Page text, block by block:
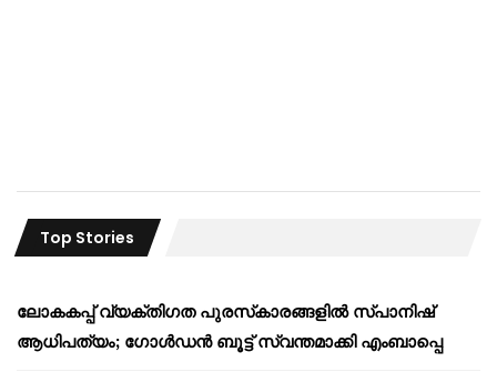
Top Stories
ലോകകപ്പ് വ്യക്തിഗത പുരസ്‌കാരങ്ങളിൽ സ്പാനിഷ്
ആധിപത്യം; ഗോൾഡൻ ബൂട്ട് സ്വന്തമാക്കി എംബാപ്പെ